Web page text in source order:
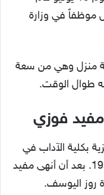
موظفاً في وزارة
منزل وهي من سعة
طوال الوقت.
مفيد فوزي
بكلية الآداب في
جامعة القاهرة وتخرج منها في عام 1959. بعد أن أنهى مفيد
روز اليوسف.